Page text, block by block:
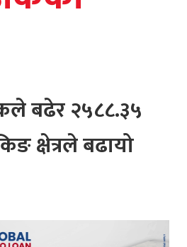
बढेर २५८८.३५
क्षेत्रले बढायो